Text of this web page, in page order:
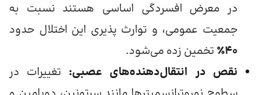
در معرض افسردگی اساسی هستند نسبت به
جمعیت عمومی، و توارث پذیری این اختلال حدود
۴۰٪
تخمین زده می‌شود.
نقص در انتقال‌دهنده‌های عصبی: تغییرات در